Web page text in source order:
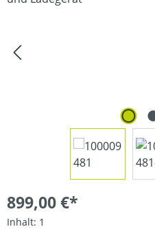
899,00 €*
Inhalt: 1